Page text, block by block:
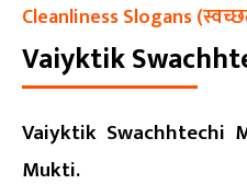
Cleanliness Slogans
Vaiyktik
Vaiyktik Swachhtechi
Mukti.